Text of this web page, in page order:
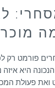
מוכר
היא איזה
ואת פעולת